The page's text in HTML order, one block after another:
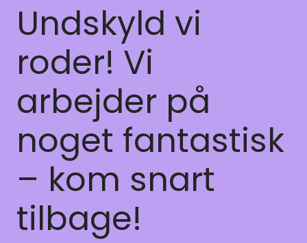
Undskyld vi
roder! Vi
arbejder på
noget fantastisk
– kom snart
tilbage!